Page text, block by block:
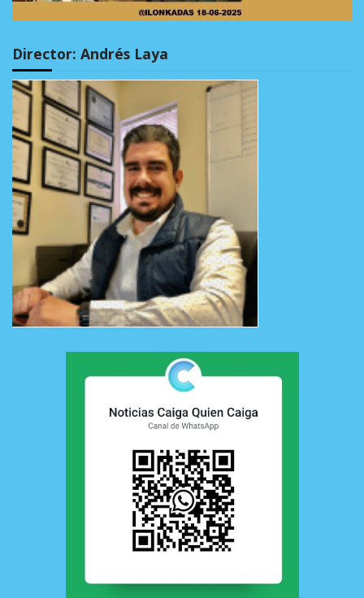
Director: Andrés Laya